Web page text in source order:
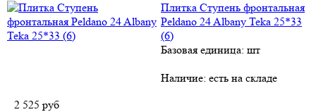
Плитка Ступень фронтальная
Peldano 24 Albany Teka 25*33
(6)
Базовая единица: шт
Наличие: есть на складе
2 525 руб